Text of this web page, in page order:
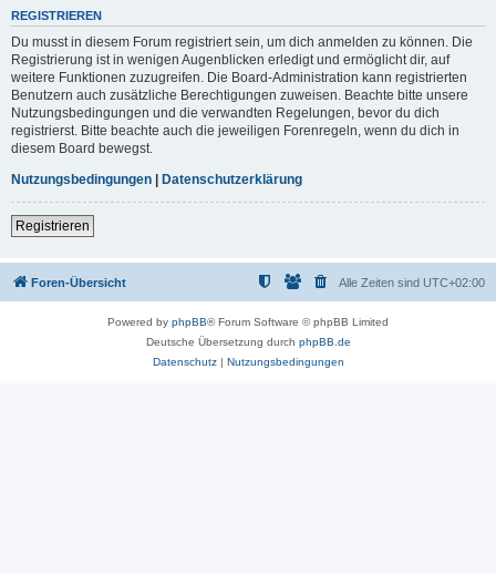
REGISTRIEREN
Du musst in diesem Forum registriert sein, um dich anmelden zu können. Die
Registrierung ist in wenigen Augenblicken erledigt und ermöglicht dir, auf
weitere Funktionen zuzugreifen. Die Board-Administration kann registrierten
Benutzern auch zusätzliche Berechtigungen zuweisen. Beachte bitte unsere
Nutzungsbedingungen und die verwandten Regelungen, bevor du dich
registrierst. Bitte beachte auch die jeweiligen Forenregeln, wenn du dich in
diesem Board bewegst.
Nutzungsbedingungen | Datenschutzerklärung
Registrieren
Foren-Übersicht Alle Zeiten sind UTC+02:00
Powered by phpBB® Forum Software © phpBB Limited
Deutsche Übersetzung durch phpBB.de
Datenschutz| Nutzungsbedingungen